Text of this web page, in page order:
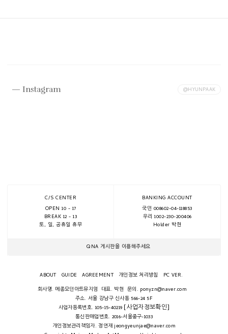
Instagram @HYUNPAAK
C/S CENTER
OPEN 10 - 17
BREAK 12 - 13
토, 일, 공휴일 휴무
BANKING ACCOUNT
국민 008602-04-118853
우리 1002-230-200406
Holder 박현
QNA 게시판을 이용해주세요
ABOUT GUIDE AGREEMENT 개인정보 처리방침
PC VER.
회사명. 메종모던아트뮤지엄 대표. 박현 문의. ponyzn@naver.com
주소. 서울 강남구 신사동 566-24 5F
사업자등록번호. 105-15-40219 [사업자정보확인]
통신판매업번호. 2016-서울중구-1033
개인정보관리책임자. 정연재 jeongyeunjae@naver.com